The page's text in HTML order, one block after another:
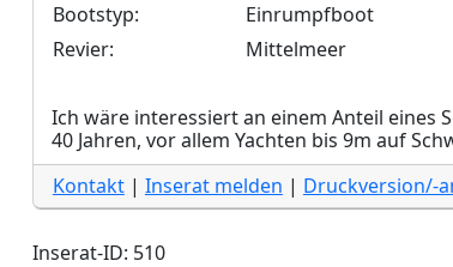
Bootstyp:
Einrumpfboot
Revier:
Mittelmeer
Ich wäre interessiert an einem Anteil eines
40 Jahren, vor allem Yachten bis 9m auf
Kontakt| Inserat melden | Druckversion/-
Inserat-ID: 510